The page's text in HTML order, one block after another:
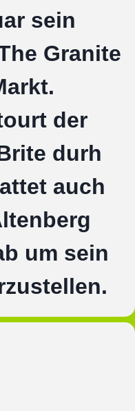
sein
Granite
der
durh
auch
um sein